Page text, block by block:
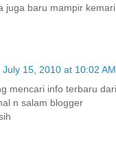
juga baru mampir
July 15, 2010 at 10:02 AM
mencari info terbaru
n salam blogger